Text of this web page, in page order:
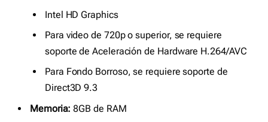
Intel HD Graphics
Para video de 720p o superior, se requiere
soporte de Aceleración de Hardware H.264/AVC
Para Fondo Borroso, se requiere soporte de
Direct3D 9.3
Memoria: 8GB de RAM